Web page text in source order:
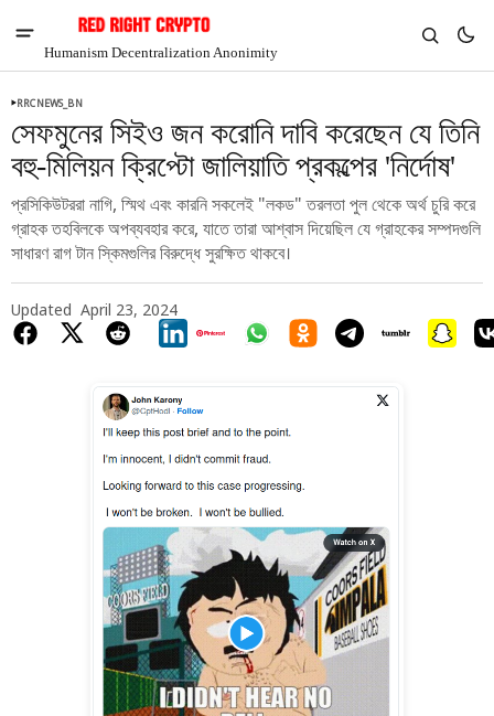
Humanism Decentralization Anonimity
Chia
$1.41
-7.09%
RRCNEWS_BN
সেফমুনের সিইও জন করোনি দাবি করেছেন যে তিনি
বহু-মিলিয়ন ক্রিপ্টো জালিয়াতি প্রকল্পের 'নির্দোষ'
প্রসিকিউটররা নাগি, স্মিথ এবং কারনি সকলেই "লকড" তরলতা পুল থেকে অর্থ চুরি করে
গ্রাহক তহবিলকে অপব্যবহার করে, যাতে তারা আশ্বাস দিয়েছিল যে গ্রাহকের সম্পদগুলি
সাধারণ রাগ টান স্কিমগুলির বিরুদ্ধে সুরক্ষিত থাকবে।
Updated April 23, 2024